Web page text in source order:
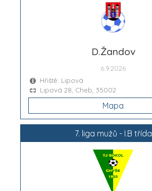
D.Žandov
6.9.2026
Hřiště: Lipová
Lipová 28, Cheb, 35002
Mapa
7. liga mužů - I.B třída